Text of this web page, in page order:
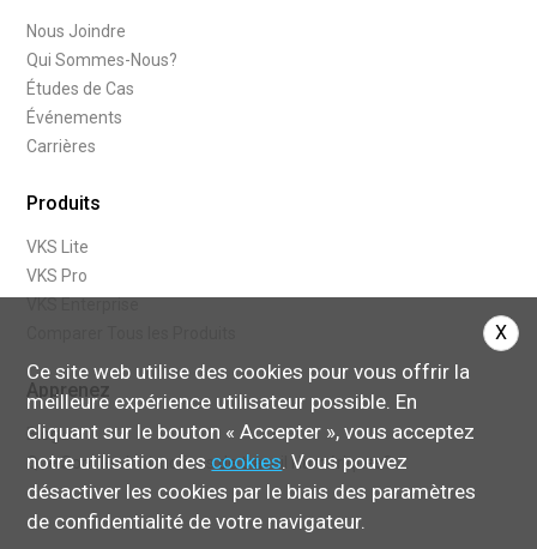
Ce site web utilise des cookies pour vous offrir la
meilleure expérience utilisateur possible. En
cliquant sur le bouton « Accepter », vous acceptez
notre utilisation des cookies. Vous pouvez
désactiver les cookies par le biais des paramètres
de confidentialité de votre navigateur.
X
Nous Joindre
Qui Sommes-Nous?
Études de Cas
Événements
Carrières
Produits
VKS Lite
VKS Pro
Apprenez
Blogue
Que Sont les Instructions de travail Numériques?